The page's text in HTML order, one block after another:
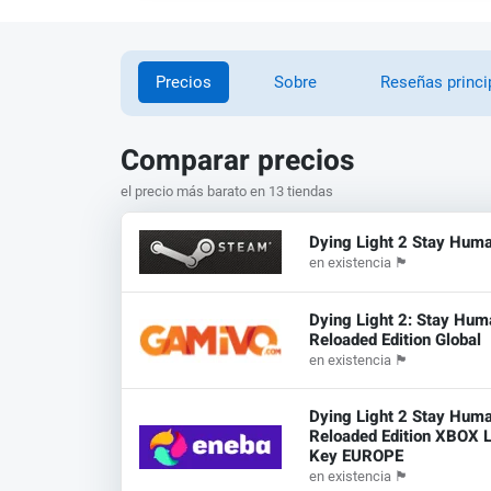
Precios Sobre Reseñas
Comparar precios
el precio más barato en 13 tiendas
Dying Light 2 Stay
en existencia 🏴
Dying Light 2: Stay
Reloaded Edition Global
en existencia 🏴
Dying Light 2 Stay
Reloaded Edition XBOX
Key EUROPE
en existencia 🏴